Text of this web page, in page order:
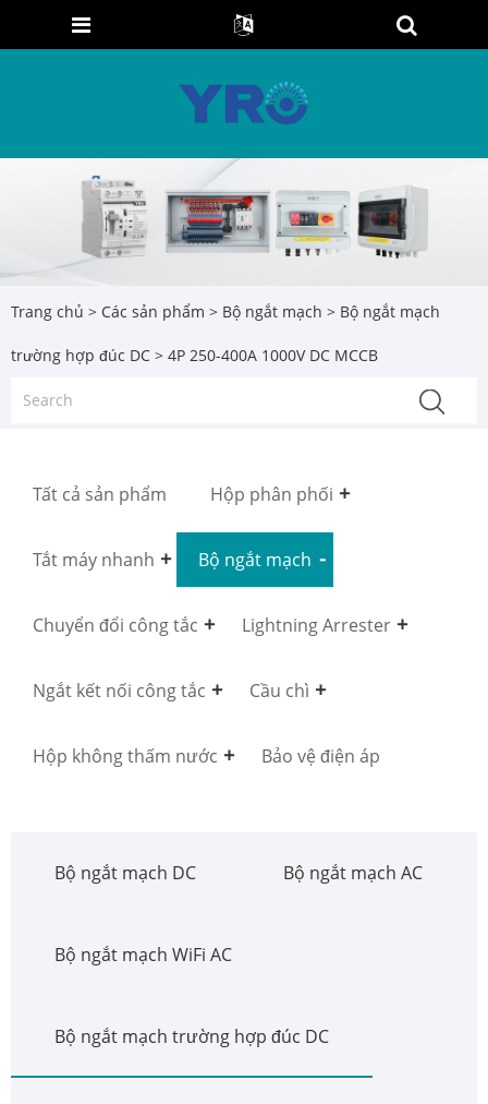
Trang chủ > Các sản phẩm > Bộ ngắt mạch > Bộ ngắt mạch
trường hợp đúc DC > 4P 250-400A 1000V DC MCCB
Tất cả sản phẩm Hộp phân phối
Tắt máy nhanh Bộ ngắt mạch
Chuyển đổi công tắc Lightning Arrester
Ngắt kết nối công tắc Cầu chì
Hộp không thấm nước Bảo vệ điện áp
Bộ ngắt mạch DC Bộ ngắt mạch AC
Bộ ngắt mạch WiFi AC
Bộ ngắt mạch trường hợp đúc DC